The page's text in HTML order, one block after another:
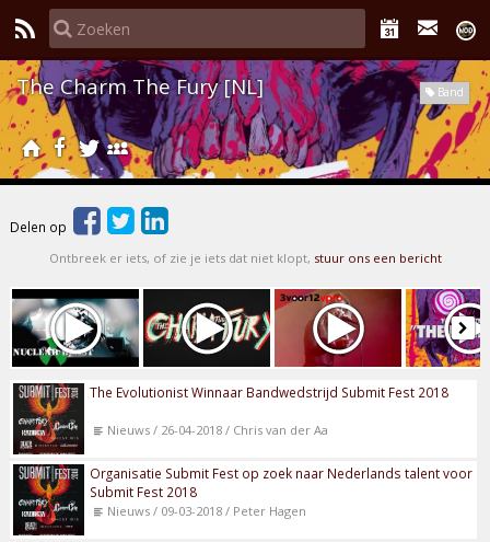
Band
The Charm The Fury [NL]
Delen op
Ontbreek er iets, of zie je iets dat niet klopt, stuur ons een bericht
The Evolutionist Winnaar Bandwedstrijd Submit Fest 2018
Nieuws / 26-04-2018 / Chris van der Aa
Organisatie Submit Fest op zoek naar Nederlands talent voor
Submit Fest 2018
Nieuws / 09-03-2018 / Peter Hagen